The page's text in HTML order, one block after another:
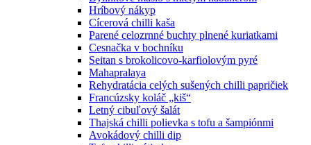
Hríbový nákyp
Cícerová chilli kaša
Parené celozrnné buchty plnené kuriatkami
Cesnačka v bochníku
Seitan s brokolicovo-karfiolovým pyré
Mahapralaya
Rehydratácia celých sušených chilli papričiek
Francúzsky koláč „kiš“
Letný cibuľový šalát
Thajská chilli polievka s tofu a šampiónmi
Avokádový chilli dip